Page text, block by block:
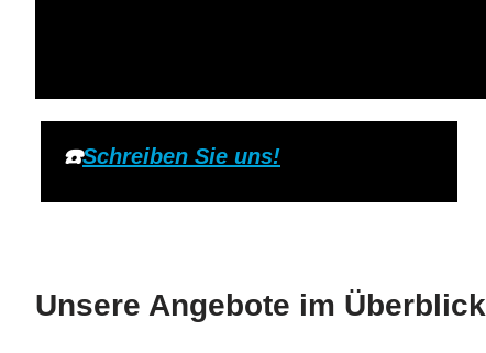
☎️Schreiben Sie uns!
Unsere Angebote im